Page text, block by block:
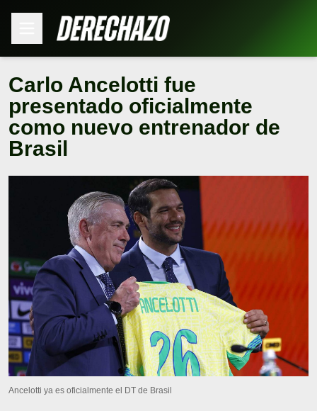
Carlo Ancelotti fue
presentado oficialmente
como nuevo entrenador de
Brasil
Ancelotti ya es oficialmente el DT de Brasil